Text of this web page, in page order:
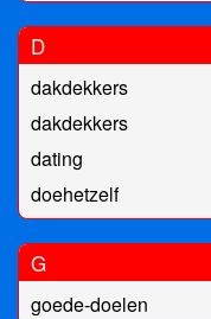
D
dakdekkers
dakdekkers
dating
doehetzelf
G
goede-doelen